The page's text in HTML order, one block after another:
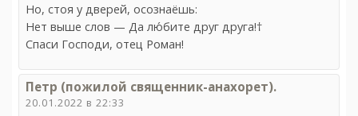
Но, стоя у дверей, осознаёшь:
Нет выше слов — Да лю́бите друг друга!†
Спаси Господи, отец Роман!
Петр (пожилой священник-анахорет).
20.01.2022 в 22:33